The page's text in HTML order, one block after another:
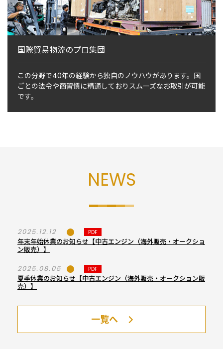
国際貿易物流のプロ集団
この分野で40年の経験から独自のノウハウがあります。国
ごとの法令や商習慣に精通しておりスムーズなお取引が可能
です。
NEWS
2025.12.12 PDF
年末年始休業のお知らせ【中古エンジン（海外販売・オークショ
ン販売）】
2025.08.05
PDF
夏季休業のお知らせ【中古エンジン（海外販売・オークション販
売）】
一覧へ